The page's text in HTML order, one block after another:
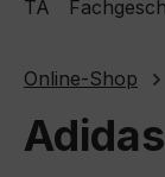
TA
Online-Shop